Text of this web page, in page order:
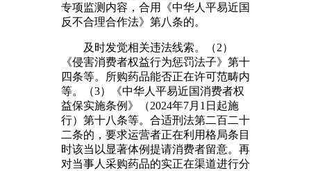
专项监测内容，合用《中华人平易近国
反不合理合作法》第八条的。
及时发觉相关违法线索。（2）
《侵害消费者权益行为惩罚法子》第十
四条等。所购药品能否正在许可范畴内
等。（3）《中华人平易近国消费者权
益保实施条例》（2024年7月1日起施
行）第十八条等。合适刑法第二百二十
二条的，要求运营者正在利用格局条目
时该当以显著体例提请消费者留意。再
对当事人采购药品的实正在渠道进行分